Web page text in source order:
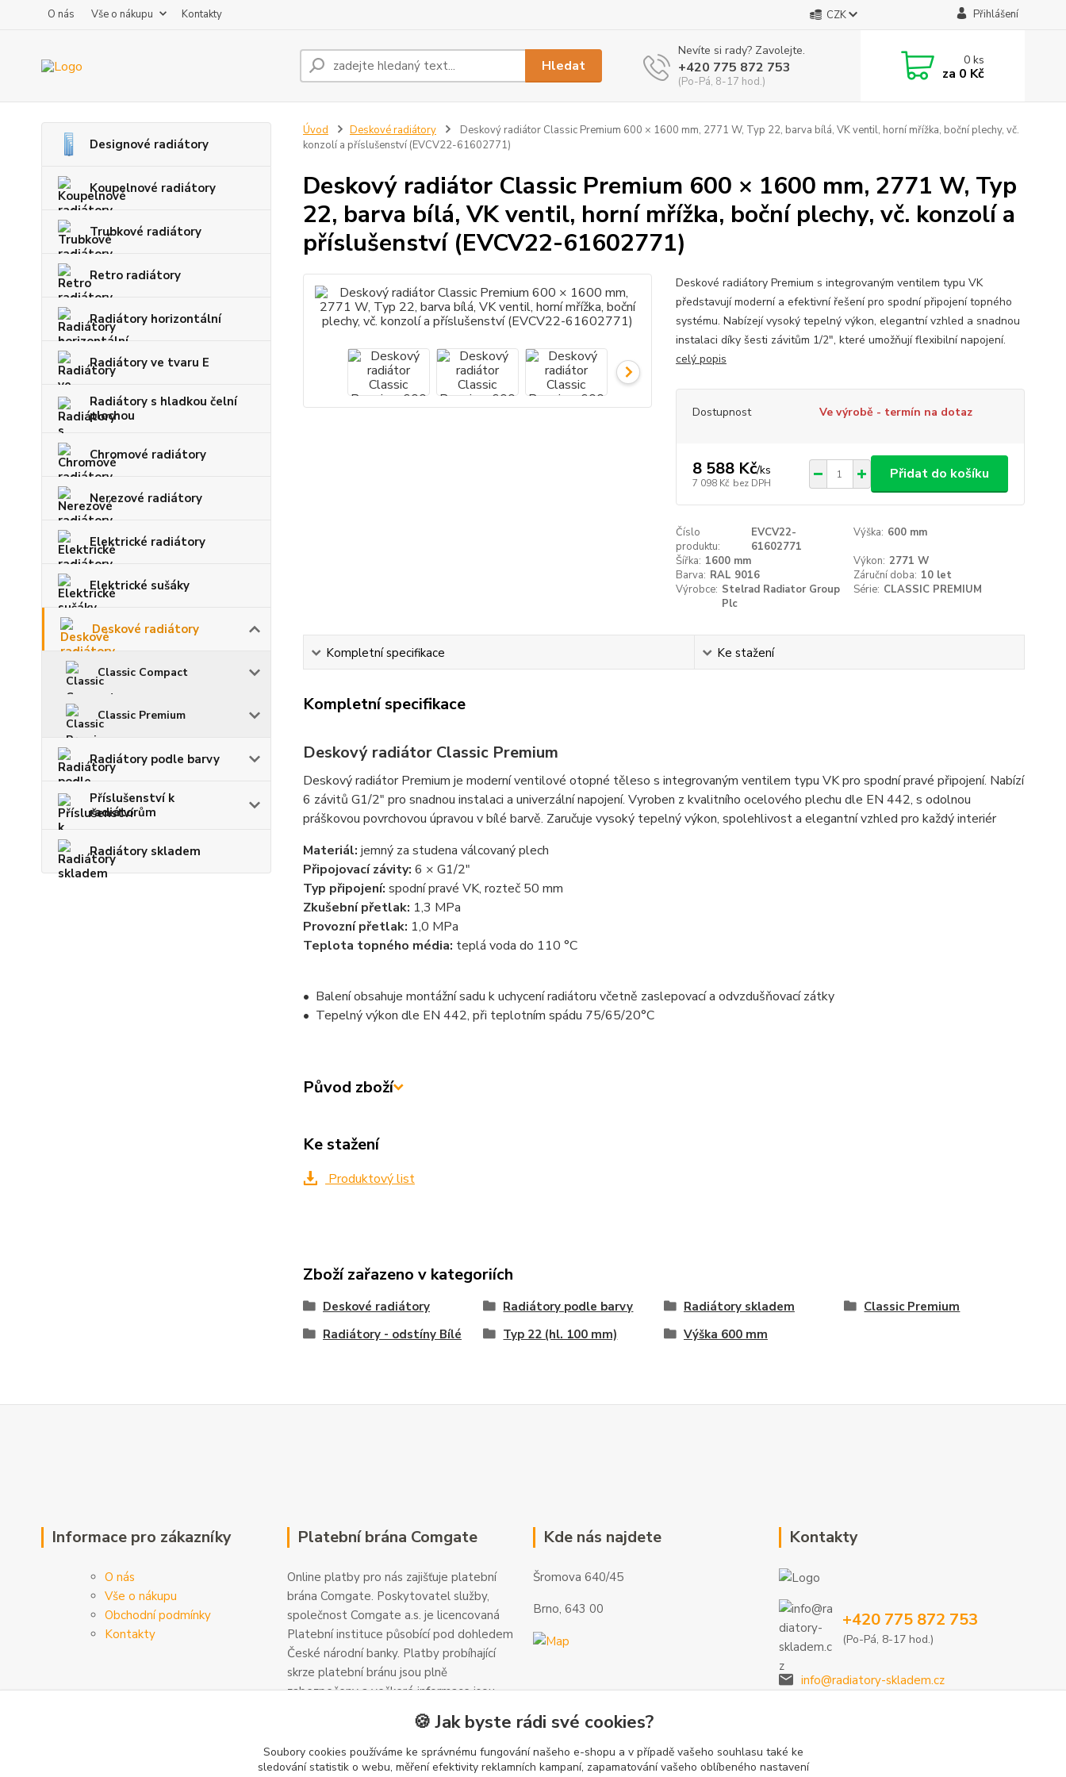
O nás Vše o nákupu Kontakty CZK Přihlášení
Hledat
Nevíte si rady? Zavolejte.
+420 775 872 753
(Po-Pá, 8-17 hod.)
0ks
za 0 Kč
Designové radiátory
Koupelnové radiátory
Trubkové radiátory
Retro radiátory
Radiátory horizontální
Radiátory ve tvaru E
Radiátory s hladkou čelní
plochou
Chromové radiátory
Nerezové radiátory
Elektrické radiátory
Elektrické sušáky
Deskové radiátory
Classic Compact
Classic Premium
Radiátory podle barvy
Příslušenství k
radiátorům
Radiátory skladem
Úvod Deskové radiátory
Deskový radiátor Classic Premium 600 × 1600 mm, 2771 W, Typ 22, barva bílá, VK ventil, horní mřížka, boční plechy, vč.
konzolí a příslušenství (EVCV22-61602771)
Deskový radiátor Classic Premium 600 × 1600 mm, 2771 W, Typ
22, barva bílá, VK ventil, horní mřížka, boční plechy, vč. konzolí a
příslušenství (EVCV22-61602771)
Deskové radiátory Premium s integrovaným ventilem typu VK
představují moderní a efektivní řešení pro spodní připojení topného
systému. Nabízejí vysoký tepelný výkon, elegantní vzhled a snadnou
instalaci díky šesti závitům 1/2", které umožňují flexibilní napojení.
celý popis
Dostupnost Ve výrobě - termín na dotaz
8 588 Kč/ks
7 098 Kč bez DPH
Přidat do košíku
Číslo
produktu:
EVCV22-
61602771
Výška: 600 mm
Šířka: 1600 mm Výkon: 2771 W
Barva: RAL 9016 Záruční doba: 10 let
Výrobce: Stelrad Radiator Group
Plc
Série: CLASSIC PREMIUM
Kompletní specifikace Ke stažení
Kompletní specifikace
Deskový radiátor Classic Premium
Deskový radiátor Premium je moderní ventilové otopné těleso s integrovaným ventilem typu VK pro spodní pravé připojení. Nabízí
6 závitů G1/2" pro snadnou instalaci a univerzální napojení. Vyroben z kvalitního ocelového plechu dle EN 442, s odolnou
práškovou povrchovou úpravou v bílé barvě. Zaručuje vysoký tepelný výkon, spolehlivost a elegantní vzhled pro každý interiér
Materiál: jemný za studena válcovaný plech
Připojovací závity: 6 × G1/2"
Typ připojení: spodní pravé VK, rozteč 50 mm
Zkušební přetlak: 1,3 MPa
Provozní přetlak: 1,0 MPa
Teplota topného média: teplá voda do 110 °C
• Balení obsahuje montážní sadu k uchycení radiátoru včetně zaslepovací a odvzdušňovací zátky
• Tepelný výkon dle EN 442, při teplotním spádu 75/65/20°C
Původ zboží
Ke stažení
Produktový list
Zboží zařazeno v kategoriích
Deskové radiátory Radiátory podle barvy Radiátory skladem
Classic Premium
Radiátory - odstíny Bílé
Typ 22 (hl. 100 mm) Výška 600 mm
Informace pro zákazníky
O nás
Vše o nákupu
Obchodní podmínky
Kontakty
Platební brána Comgate
Online platby pro nás zajišťuje platební
brána Comgate. Poskytovatel služby,
společnost Comgate a.s. je licencovaná
Platební instituce působící pod dohledem
České národní banky. Platby probíhající
skrze platební bránu jsou plně
zabezpečeny a veškeré informace jsou
šifrovány. Další informace a kontakty
Kde nás najdete
Šromova 640/45
Brno, 643 00
Kontakty
+420 775 872 753
(Po-Pá, 8-17 hod.)
info@radiatory-skladem.cz
🍪 Jak byste rádi své cookies?
Soubory cookies používáme ke správnému fungování našeho e-shopu a v případě vašeho souhlasu také ke
sledování statistik o webu, měření efektivity reklamních kampaní, zapamatování vašeho oblíbeného nastavení